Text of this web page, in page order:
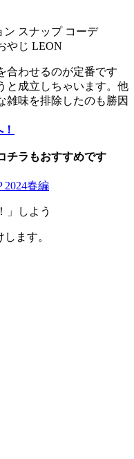
合わせるのが定番です
と成立しちゃいます。他
雑味を排除したのも勝因
チラもおすすめです
2024春編
」しよう
ます。